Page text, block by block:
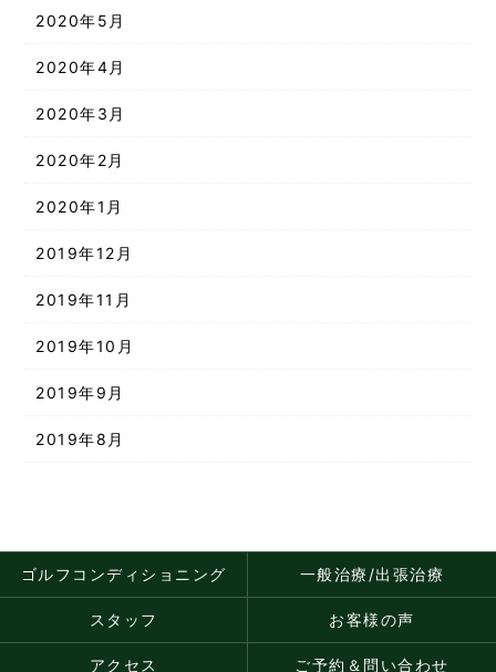
2020年5月
2020年4月
2020年3月
2020年2月
2020年1月
2019年12月
2019年11月
2019年10月
2019年9月
2019年8月
ゴルフコンディショニング 一般治療/出張治療
スタッフ お客様の声
アクセス ご予約＆問い合わせ